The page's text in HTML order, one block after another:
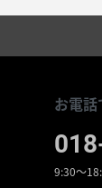
お電
9:30〜